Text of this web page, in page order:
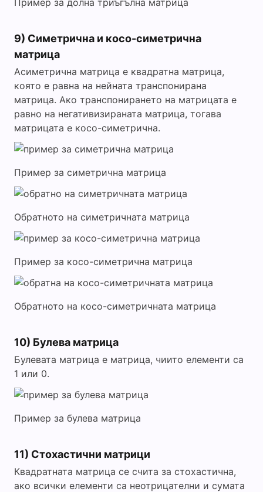
9) Симетрична и косо-симетрична
матрица
Асиметрична матрица е квадратна матрица,
която е равна на нейната транспонирана
матрица. Ако транспонирането на матрицата е
равно на негативизираната матрица, тогава
матрицата е косо-симетрична.
Пример за симетрична матрица
Обратното на симетричната матрица
Пример за косо-симетрична матрица
Обратното на косо-симетричната матрица
10) Булева матрица
Булевата матрица е матрица, чиито елементи са
1 или 0.
Пример за булева матрица
11) Стохастични матрици
Квадратната матрица се счита за стохастична,
ако всички елементи са неотрицателни и сумата